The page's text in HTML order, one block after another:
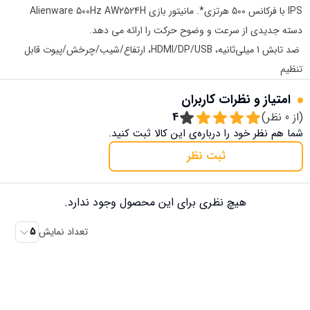
IPS با فرکانس 500 هرتزی*. مانیتور بازی Alienware 500Hz AW2524H
دسته جدیدی از سرعت و وضوح حرکت را ارائه می دهد.
ضد تابش 1 میلی‌ثانیه، HDMI/DP/USB، ارتفاع/شیب/چرخش/پیوت قابل
تنظیم
امتیاز و نظرات کاربران
(از 0 نظر) 4
شما هم نظر خود را درباره‌ی این کالا ثبت کنید.
ثبت نظر
هیچ نظری برای این محصول وجود ندارد.
تعداد نمایش 5